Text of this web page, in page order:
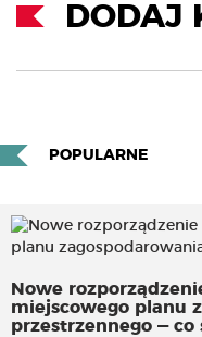
DODAJ
POPULARNE
Nowe
miejscowego planu
przestrzennego — co